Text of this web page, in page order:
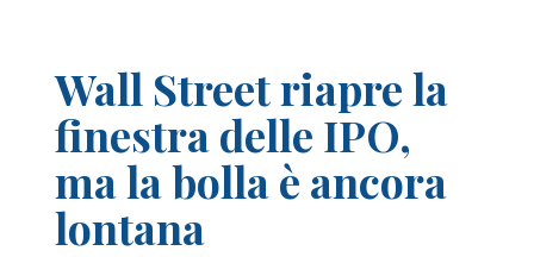
Wall Street riapre la
finestra delle IPO,
ma la bolla è ancora
lontana